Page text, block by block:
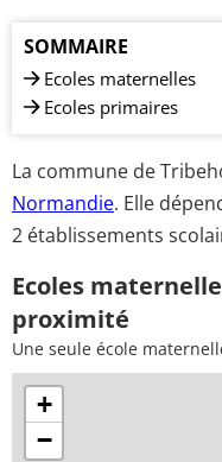
SOMMAIRE
Ecoles maternelles
Ecoles primaires
La commune de
Normandie. Elle
2 établissements
Ecoles
proximité
Une seule école
+
−